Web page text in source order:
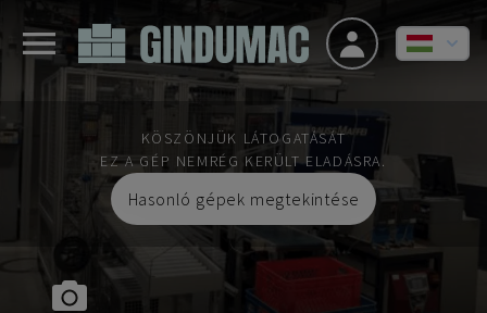
KÖSZÖNJÜK LÁTOGATÁSÁT
EZ A GÉP NEMRÉG KERÜLT ELADÁSRA.
Hasonló gépek megtekintése